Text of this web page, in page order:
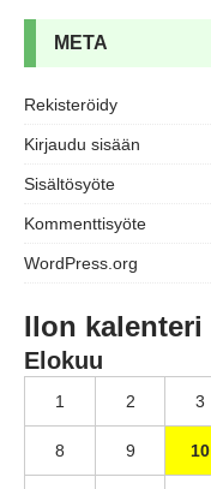
META
Rekisteröidy
Kirjaudu sisään
Sisältösyöte
Kommenttisyöte
WordPress.org
Ilon kalenteri
Elokuu
1 2 3
8 9 10